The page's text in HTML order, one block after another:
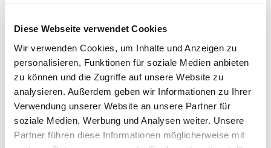
Diese Webseite verwendet Cookies
Wir verwenden Cookies, um Inhalte und Anzeigen zu
personalisieren, Funktionen für soziale Medien anbieten
zu können und die Zugriffe auf unsere Website zu
analysieren. Außerdem geben wir Informationen zu Ihrer
Verwendung unserer Website an unsere Partner für
soziale Medien, Werbung und Analysen weiter. Unsere
Partner führen diese Informationen möglicherweise mit
Empfänger ankommen, achten wir
selbstverständlich auf einen zuverlässigen und
sicheren Transport. Dafür legen wir den
Blumenstrauß vorsichtig in einen stabilen
Karton, der ihm den besten Halt gibt. Außerdem
werden die Blumen vor dem Versenden mit
einer feuchtigkeitsspendenden Schutzwindel
versehen, damit sie während des Transports